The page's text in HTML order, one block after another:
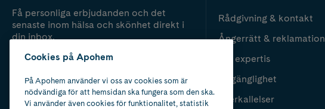
Få personliga erbjudanden och det
senaste inom hälsa och skönhet direkt i
din inbox.
Rådgivning & kontakt
Ångerrätt & reklamation
Vår expertis
Tillgänglighet
Återkallelser
Cookies på Apohem
På Apohem använder vi oss av cookies som är
nödvändiga för att hemsidan ska fungera som den ska.
Vi använder även cookies för funktionalitet, statistik